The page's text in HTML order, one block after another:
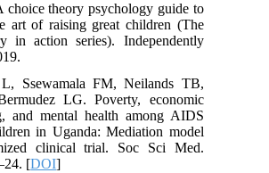
choice theory psychology guide to
art of raising great children (The
in action series). Independently
L, Ssewamala FM, Neilands TB,
LG. Poverty, economic
and mental health among AIDS
in Uganda: Mediation model
clinical trial. Soc Sci Med.
[DOI